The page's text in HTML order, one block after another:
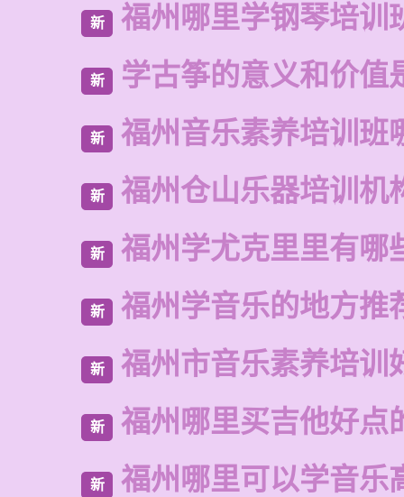
新 福州哪里学钢琴培训
新 学古筝的意义和价值
新 福州音乐素养培训班
新 福州仓山乐器培训机
新 福州学尤克里里有哪
新 福州学音乐的地方推
新 福州市音乐素养培训
新 福州哪里买吉他好点
新 福州哪里可以学音乐